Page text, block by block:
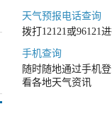
天气预报电话查询
拨打12121或96121
手机查询
随时随地通过手机
看各地天气资讯